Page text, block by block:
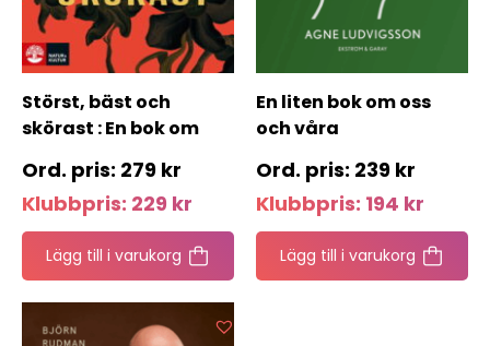
Störst, bäst och
skörast : En bok om
279 kr
Klubbpris: 229 kr
Lägg till i varukorg
En liten bok om oss
och våra
239 kr
Klubbpris: 194 kr
Lägg till i varukorg